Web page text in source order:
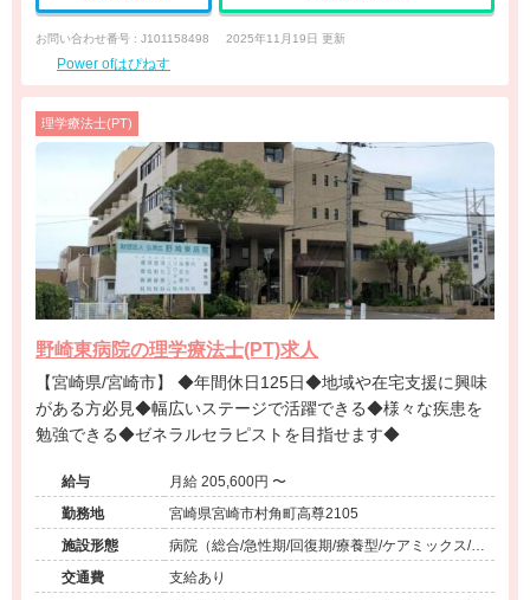
お問い合わせ番号 : J101158498 2025年11月19日 更新
Power ofはぴねす
理学療法士(PT)
野崎東病院の理学療法士(PT)求人
【宮崎県/宮崎市】 ◆年間休日125日◆地域や在宅支援に興味
がある方必見◆幅広いステージで活躍できる◆様々な疾患を
勉強できる◆ゼネラルセラピストを目指せます◆
給与
月給 205,600円 〜
勤務地
宮崎県宮崎市村角町高尊2105
施設形態
病院（総合/急性期/回復期/療養型/ケアミックス/外
来）、その他（その他）
交通費 支給あり